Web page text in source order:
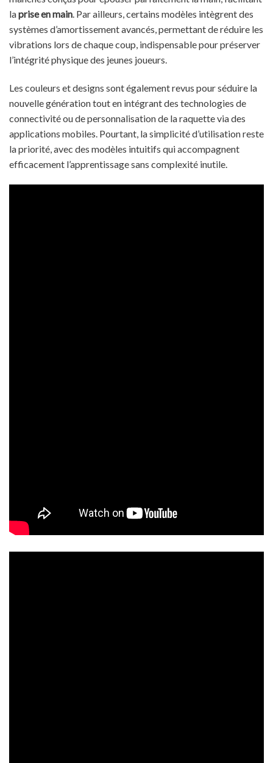
laprise en main. Par ailleurs, certains modèles intègrent des
systèmes d’amortissement avancés, permettant de réduire les
vibrations lors de chaque coup, indispensable pour préserver
l’intégrité physique des jeunes joueurs.
Les couleurs et designs sont également revus pour séduire la
nouvelle génération tout en intégrant des technologies de
connectivité ou de personnalisation de la raquette via des
applications mobiles. Pourtant, la simplicité d’utilisation reste
la priorité, avec des modèles intuitifs qui accompagnent
efficacement l’apprentissage sans complexité inutile.